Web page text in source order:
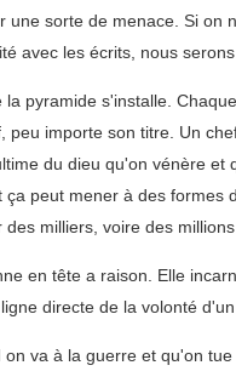
une sorte de menace. Si on
avec les écrits, nous serons
la pyramide s'installe.
peu importe son titre. Un
du dieu qu'on vénère et
ça peut mener à des formes
des milliers, voire des
en tête a raison. Elle
directe de la volonté d'un
on va à la guerre et qu'on